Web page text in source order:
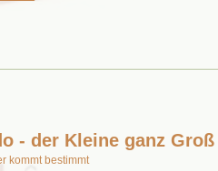
- der Kleine ganz Groß
kommt bestimmt